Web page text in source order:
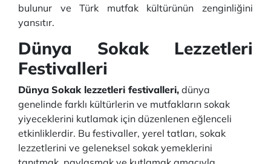
bulunur ve Türk mutfak kültürünün zenginliğini
yansıtır.
Dünya Sokak Lezzetleri
Festivalleri
Dünya Sokak lezzetleri festivalleri, dünya
genelinde farklı kültürlerin ve mutfakların sokak
yiyeceklerini kutlamak için düzenlenen eğlenceli
etkinliklerdir. Bu festivaller, yerel tatları, sokak
lezzetlerini ve geleneksel sokak yemeklerini